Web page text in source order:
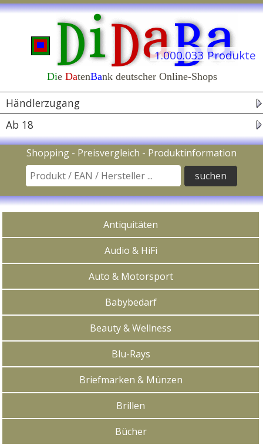
Die DatenBank deutscher Online-Shops
Navigation
Händlerzugang
Ab 18
1.000.033 Produkte
1.044 Shops
Suche nach Produkt / EAN Code / Hersteller
Shopping - Preisvergleich - Produktinformation
In Kategorien kaufen
Antiquitäten
Audio & HiFi
Auto & Motorsport
Babybedarf
Beauty & Wellness
Blu-Rays
Briefmarken & Münzen
Brillen
Bücher